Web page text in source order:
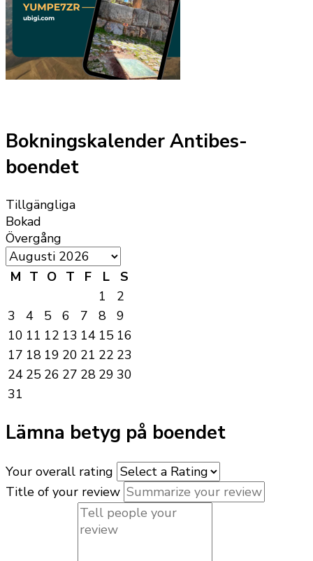
Bokningskalender Antibes-
boendet
Tillgängliga
Bokad
Övergång
M T O T F L
S
1
2
3
4 5 6 7 8
9
10 11 12 13 14 15 16
17 18 19 20 21 22 23
24 25 26 27 28 29 30
31
Lämna betyg på boendet
Your overall rating
Title of your review